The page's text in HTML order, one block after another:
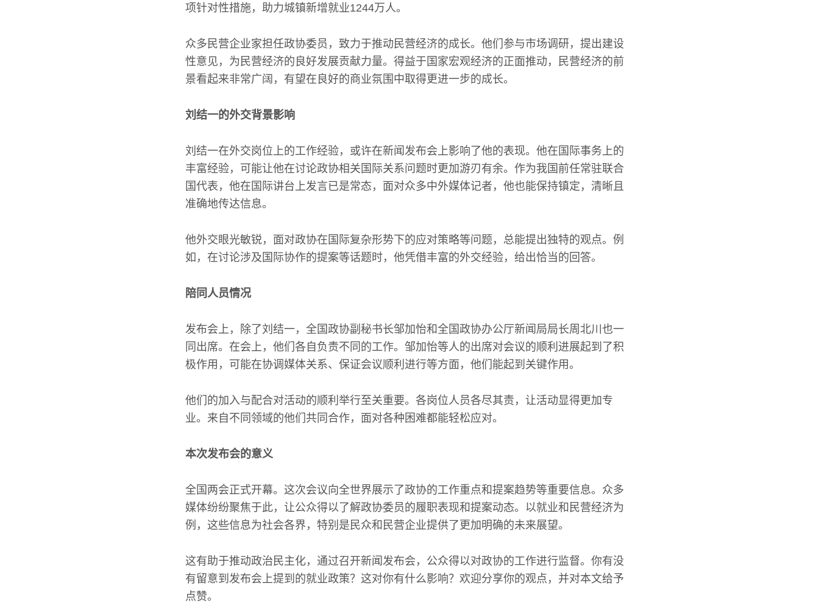
项针对性措施，助力城镇新增就业1244万人。
众多民营企业家担任政协委员，致力于推动民营经济的成长。他们参与市场调研，提出建设
性意见，为民营经济的良好发展贡献力量。得益于国家宏观经济的正面推动，民营经济的前
景看起来非常广阔，有望在良好的商业氛围中取得更进一步的成长。
刘结一的外交背景影响
刘结一在外交岗位上的工作经验，或许在新闻发布会上影响了他的表现。他在国际事务上的
丰富经验，可能让他在讨论政协相关国际关系问题时更加游刃有余。作为我国前任常驻联合
国代表，他在国际讲台上发言已是常态，面对众多中外媒体记者，他也能保持镇定，清晰且
准确地传达信息。
他外交眼光敏锐，面对政协在国际复杂形势下的应对策略等问题，总能提出独特的观点。例
如，在讨论涉及国际协作的提案等话题时，他凭借丰富的外交经验，给出恰当的回答。
陪同人员情况
发布会上，除了刘结一，全国政协副秘书长邹加怡和全国政协办公厅新闻局局长周北川也一
同出席。在会上，他们各自负责不同的工作。邹加怡等人的出席对会议的顺利进展起到了积
极作用，可能在协调媒体关系、保证会议顺利进行等方面，他们能起到关键作用。
他们的加入与配合对活动的顺利举行至关重要。各岗位人员各尽其责，让活动显得更加专
业。来自不同领域的他们共同合作，面对各种困难都能轻松应对。
本次发布会的意义
全国两会正式开幕。这次会议向全世界展示了政协的工作重点和提案趋势等重要信息。众多
媒体纷纷聚焦于此，让公众得以了解政协委员的履职表现和提案动态。以就业和民营经济为
例，这些信息为社会各界，特别是民众和民营企业提供了更加明确的未来展望。
这有助于推动政治民主化，通过召开新闻发布会，公众得以对政协的工作进行监督。你有没
有留意到发布会上提到的就业政策？这对你有什么影响？欢迎分享你的观点，并对本文给予
点赞。